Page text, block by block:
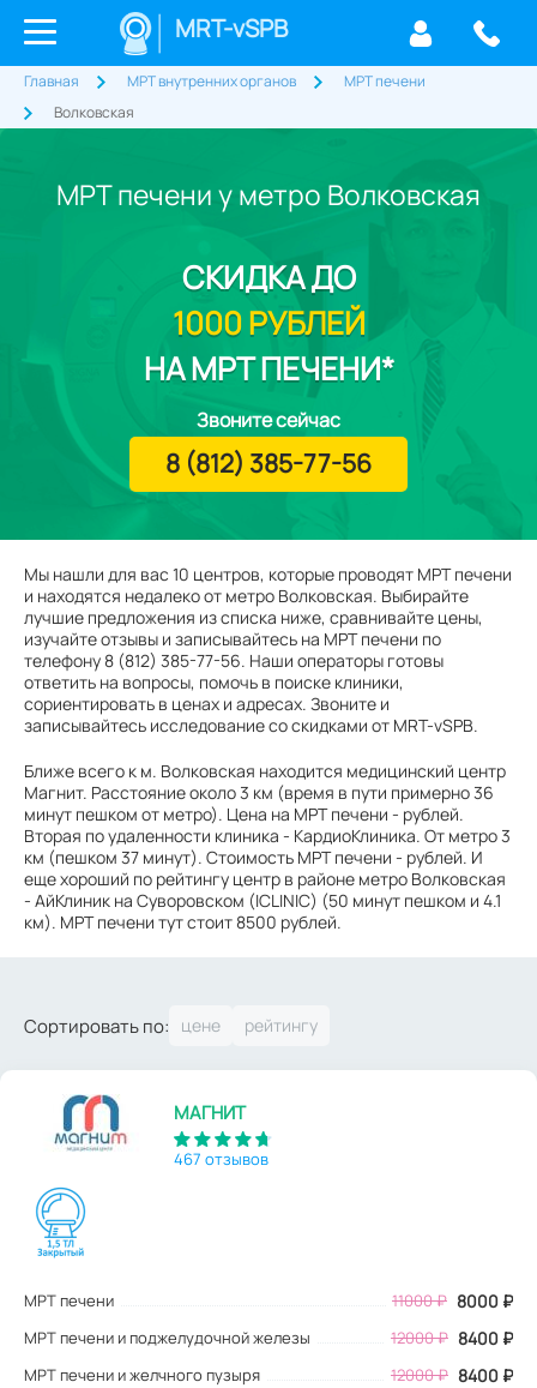
MRT-vSPB
Главная МРТ внутренних органов
МРТ печени
Волковская
МРТ печени у метро Волковская
Мы нашли для вас 10 центров, которые проводят МРТ печени
и находятся недалеко от метро Волковская. Выбирайте
лучшие предложения из списка ниже, сравнивайте цены,
изучайте отзывы и записывайтесь на МРТ печени по
телефону 8 (812) 385-77-56. Наши операторы готовы
ответить на вопросы, помочь в поиске клиники,
сориентировать в ценах и адресах. Звоните и
записывайтесь исследование со скидками от MRT-vSPB.
Ближе всего к м. Волковская находится медицинский центр
Магнит. Расстояние около 3 км (время в пути примерно 36
минут пешком от метро). Цена на МРТ печени - рублей.
Вторая по удаленности клиника - КардиоКлиника. От метро 3
км (пешком 37 минут). Стоимость МРТ печени - рублей. И
еще хороший по рейтингу центр в районе метро Волковская
- АйКлиник на Суворовском (ICLINIC) (50 минут пешком и 4.1
км). МРТ печени тут стоит 8500 рублей.
СКИДКАДО
1000 РУБЛЕЙ
НА МРТ ПЕЧЕНИ*
Звоните сейчас
8 (812) 385-77-56
Сортировать по:
МАГНИТ
467 отзывов
МРТ печени 11000₽ 8000 ₽
МРТ печени и поджелудочной железы 12000 ₽ 8400 ₽
МРТ печени и желчного пузыря 12000 ₽ 8400 ₽